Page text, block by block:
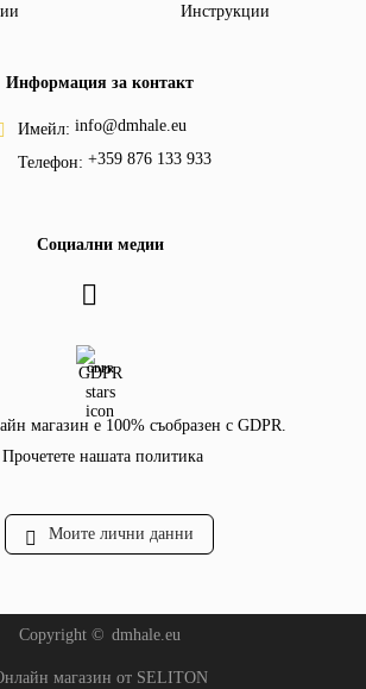
Инструкции
Информация за контакт
Имейл: info@dmhale.eu
Телефон: +359 876 133 933
Социални медии
GDPR
магазин е 100% съобразен с GDPR.
Прочетете нашата политика
Моите лични данни
Copyright © dmhale.eu
магазин от SELITON